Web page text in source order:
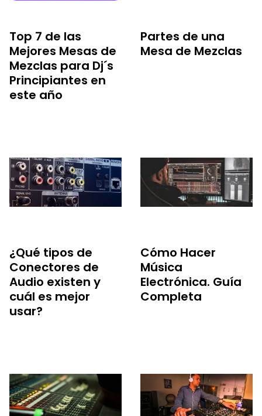
Top 7 de las
Mejores Mesas de
Mezclas para Dj´s
Principiantes en
este año
Partes de una
Mesa de Mezclas
¿Qué tipos de
Conectores de
Audio existen y
cuál es mejor
usar?
Cómo Hacer
Música
Electrónica. Guía
Completa